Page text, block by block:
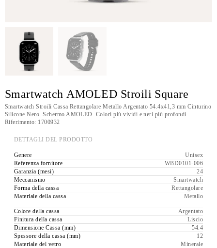
Smartwatch AMOLED Stroili Square
Smartwatch Stroili Cassa Rettangolare Metallo Argentato 54.4x41,3 mm Cinturino
Silicone Nero. Schermo AMOLED. Colori più vividi e neri più profondi
Riferimento: 1700932
DETTAGLI DEL PRODOTTO
Genere
Unisex
Referenza fornitore
WBD0101-006
Garanzia (mesi)
24
Meccanismo
Smartwatch
Forma della cassa
Rettangolare
Materiale della cassa
Metallo
Colore della cassa
Argentato
Finitura della cassa
Liscio
Dimensione Cassa (mm)
54.4
Spessore della cassa (mm)
12
Materiale del vetro
Minerale